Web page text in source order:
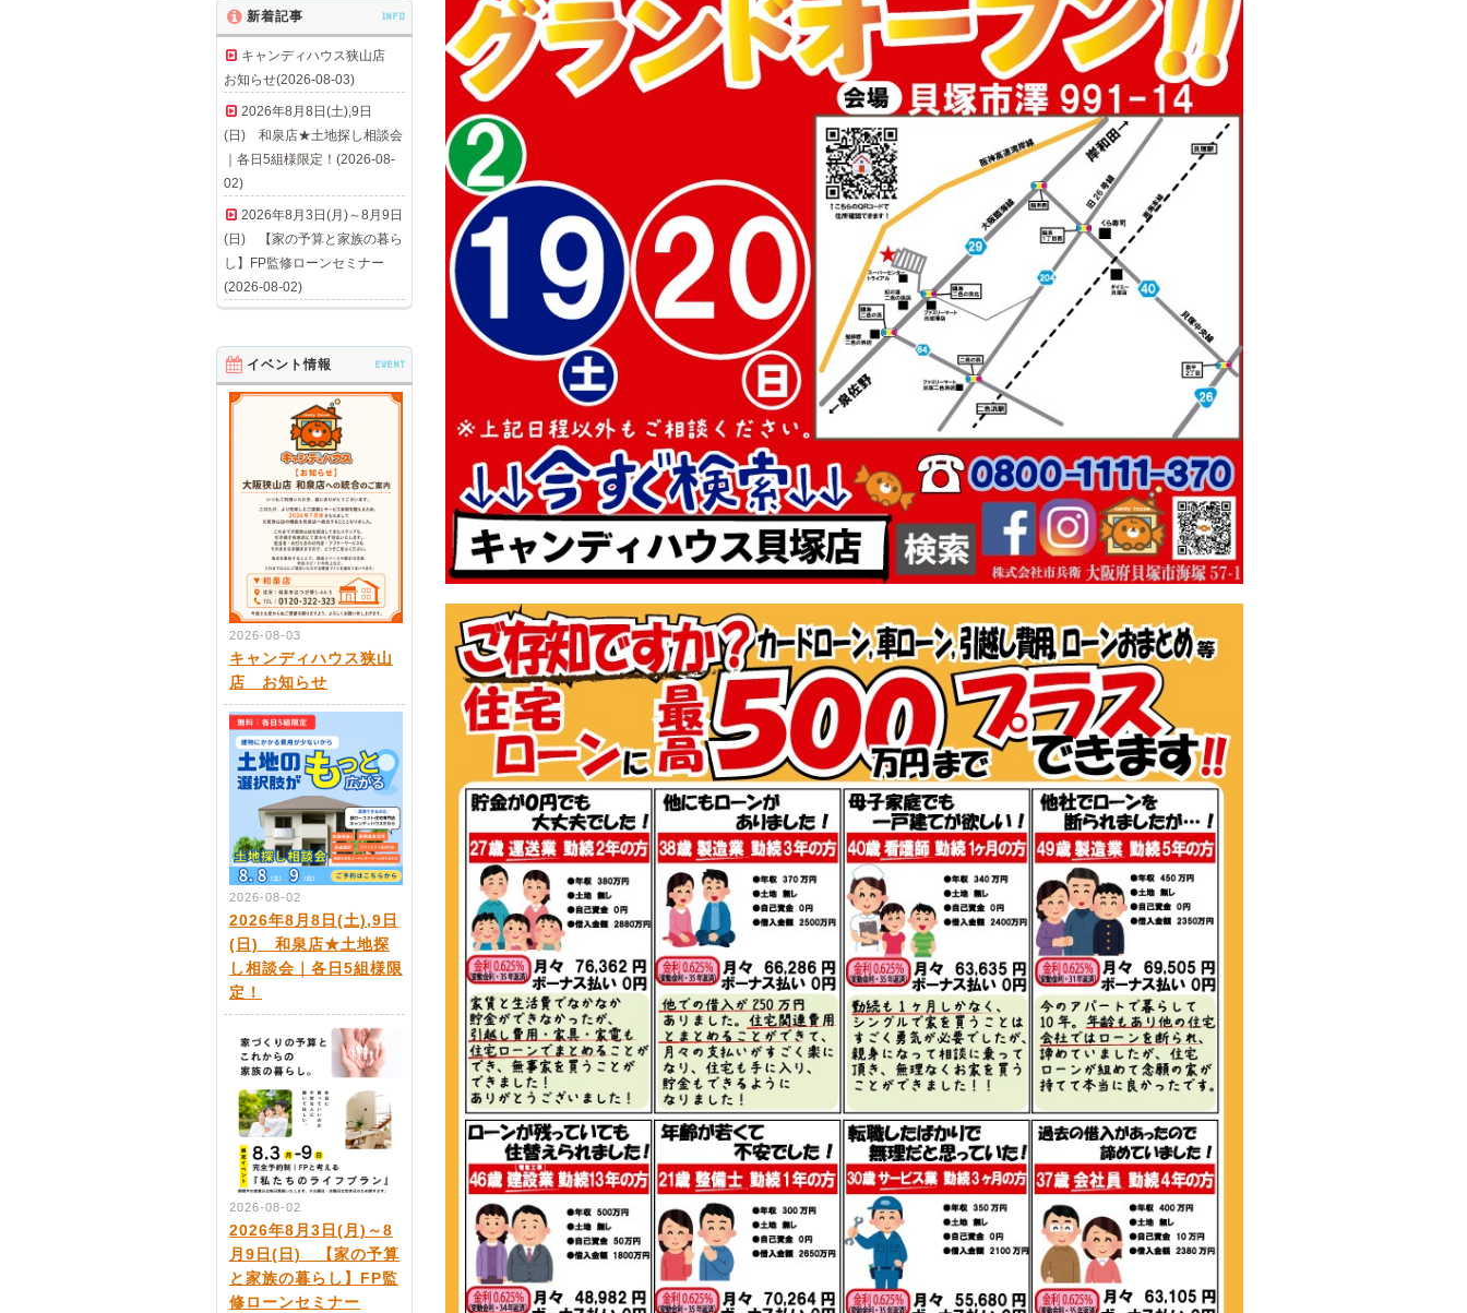
新着記事 INFO
キャンディハウス狭山店
お知らせ(2026-08-03)
2026年8月8日(土),9日
(日) 和泉店★土地探し相談会
｜各日5組様限定！(2026-08-
02)
2026年8月3日(月)～8月9日
(日) 【家の予算と家族の暮ら
し】FP監修ローンセミナー
(2026-08-02)
イベント情報 EVENT
2026-08-03
キャンディハウス狭山
店 お知らせ
2026-08-02
2026年8月8日(土),9日
(日) 和泉店★土地探
し相談会｜各日5組様限
定！
2026-08-02
2026年8月3日(月)～8
月9日(日) 【家の予算
と家族の暮らし】FP監
修ローンセミナー